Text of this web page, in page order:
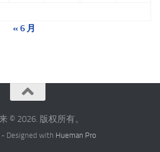
« 6 月
© 2026. 版权所有。
- Designed with Hueman Pro